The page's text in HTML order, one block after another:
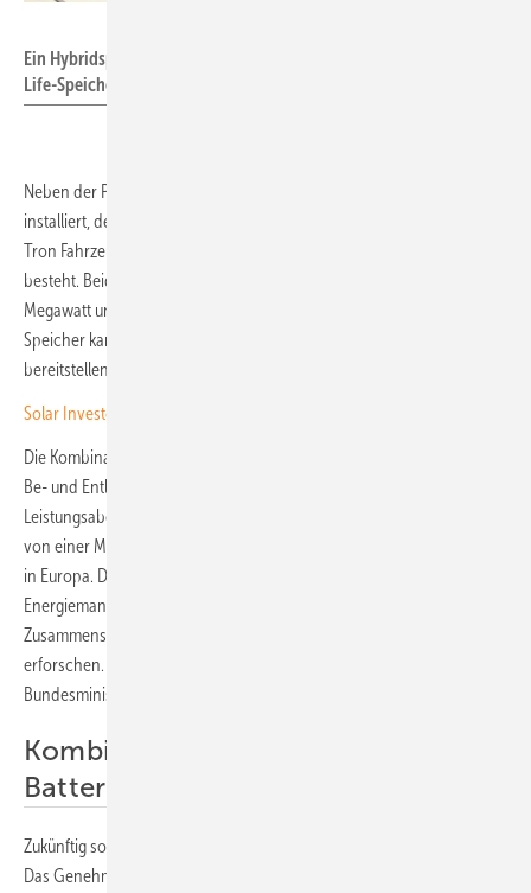
Ein Hybridspeicher kombiniert Natrium-Ionen-Speicher mit Second
Life-Speicher.
Neben der Photovoltaikanlage wird am Standort ein Hybridspeicher
installiert, der aus gebrauchten Lithium-Ionen-Akkus von zwölf Audi E-
Tron Fahrzeugen und einem neuartigen Natrium-Ionen-Speicher
besteht. Beide Speicher haben zusammen eine Leistung von 1,22
Megawatt und eine Gesamtkapazität von 2,25 Megawattstunden. Der
Speicher kann rechnerisch zwei Stunden lang die Strommenge
bereitstellen, die rund 3.400 Haushalte verbrauchen.
Solar Investors Guide: Große Speichersysteme am Stromnetz
Die Kombination der beiden Technologien ermöglicht eine schnelle
Be- und Entladung sowie eine stabile und langanhaltende
Leistungsabgabe. Der Natrium-Ionen-Speicher ist mit einer Kapazität
von einer Megawattstunde einer der größten mit dieser Technologie
in Europa. Das Fraunhofer ISE entwickelt und implementiert das
Energiemanagementsystem für den Speicher. Ziel ist es, das
Zusammenspiel der Technologien unter realen Bedingungen zu
erforschen. Das Forschungsprojekt wird zudem vom
Bundesministerium für Wirtschaft und Energie gefördert.
Kombi aus Solar, Windkraft und
Batteriespeicher
Zukünftig sollen zwei Windenergieanlagen den Energiepark ergänzen.
Das Genehmigungsverfahren für die Anlagen läuft bereits. Durch die